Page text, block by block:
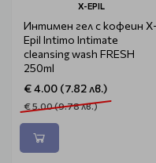
X-EPIL
Интимен гел с кофеин X-
Epil Intimo Intimate
cleansing wash FRESH
250ml
€ 4.00 (7.82 лв.)
€ 5.00 (9.78 лв.)